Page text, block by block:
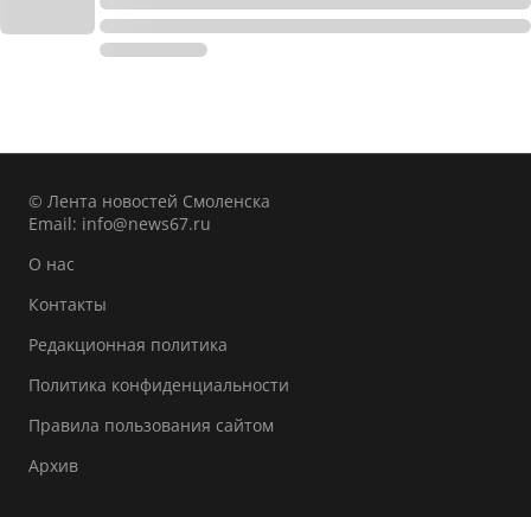
© Лента новостей Смоленска
Email: info@news67.ru
О нас
Контакты
Редакционная политика
Политика конфиденциальности
Правила пользования сайтом
Архив